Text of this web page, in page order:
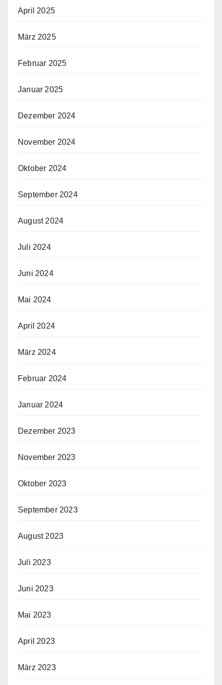
April 2025
März 2025
Februar 2025
Januar 2025
Dezember 2024
November 2024
Oktober 2024
September 2024
August 2024
Juli 2024
Juni 2024
Mai 2024
April 2024
März 2024
Februar 2024
Januar 2024
Dezember 2023
November 2023
Oktober 2023
September 2023
August 2023
Juli 2023
Juni 2023
Mai 2023
April 2023
März 2023